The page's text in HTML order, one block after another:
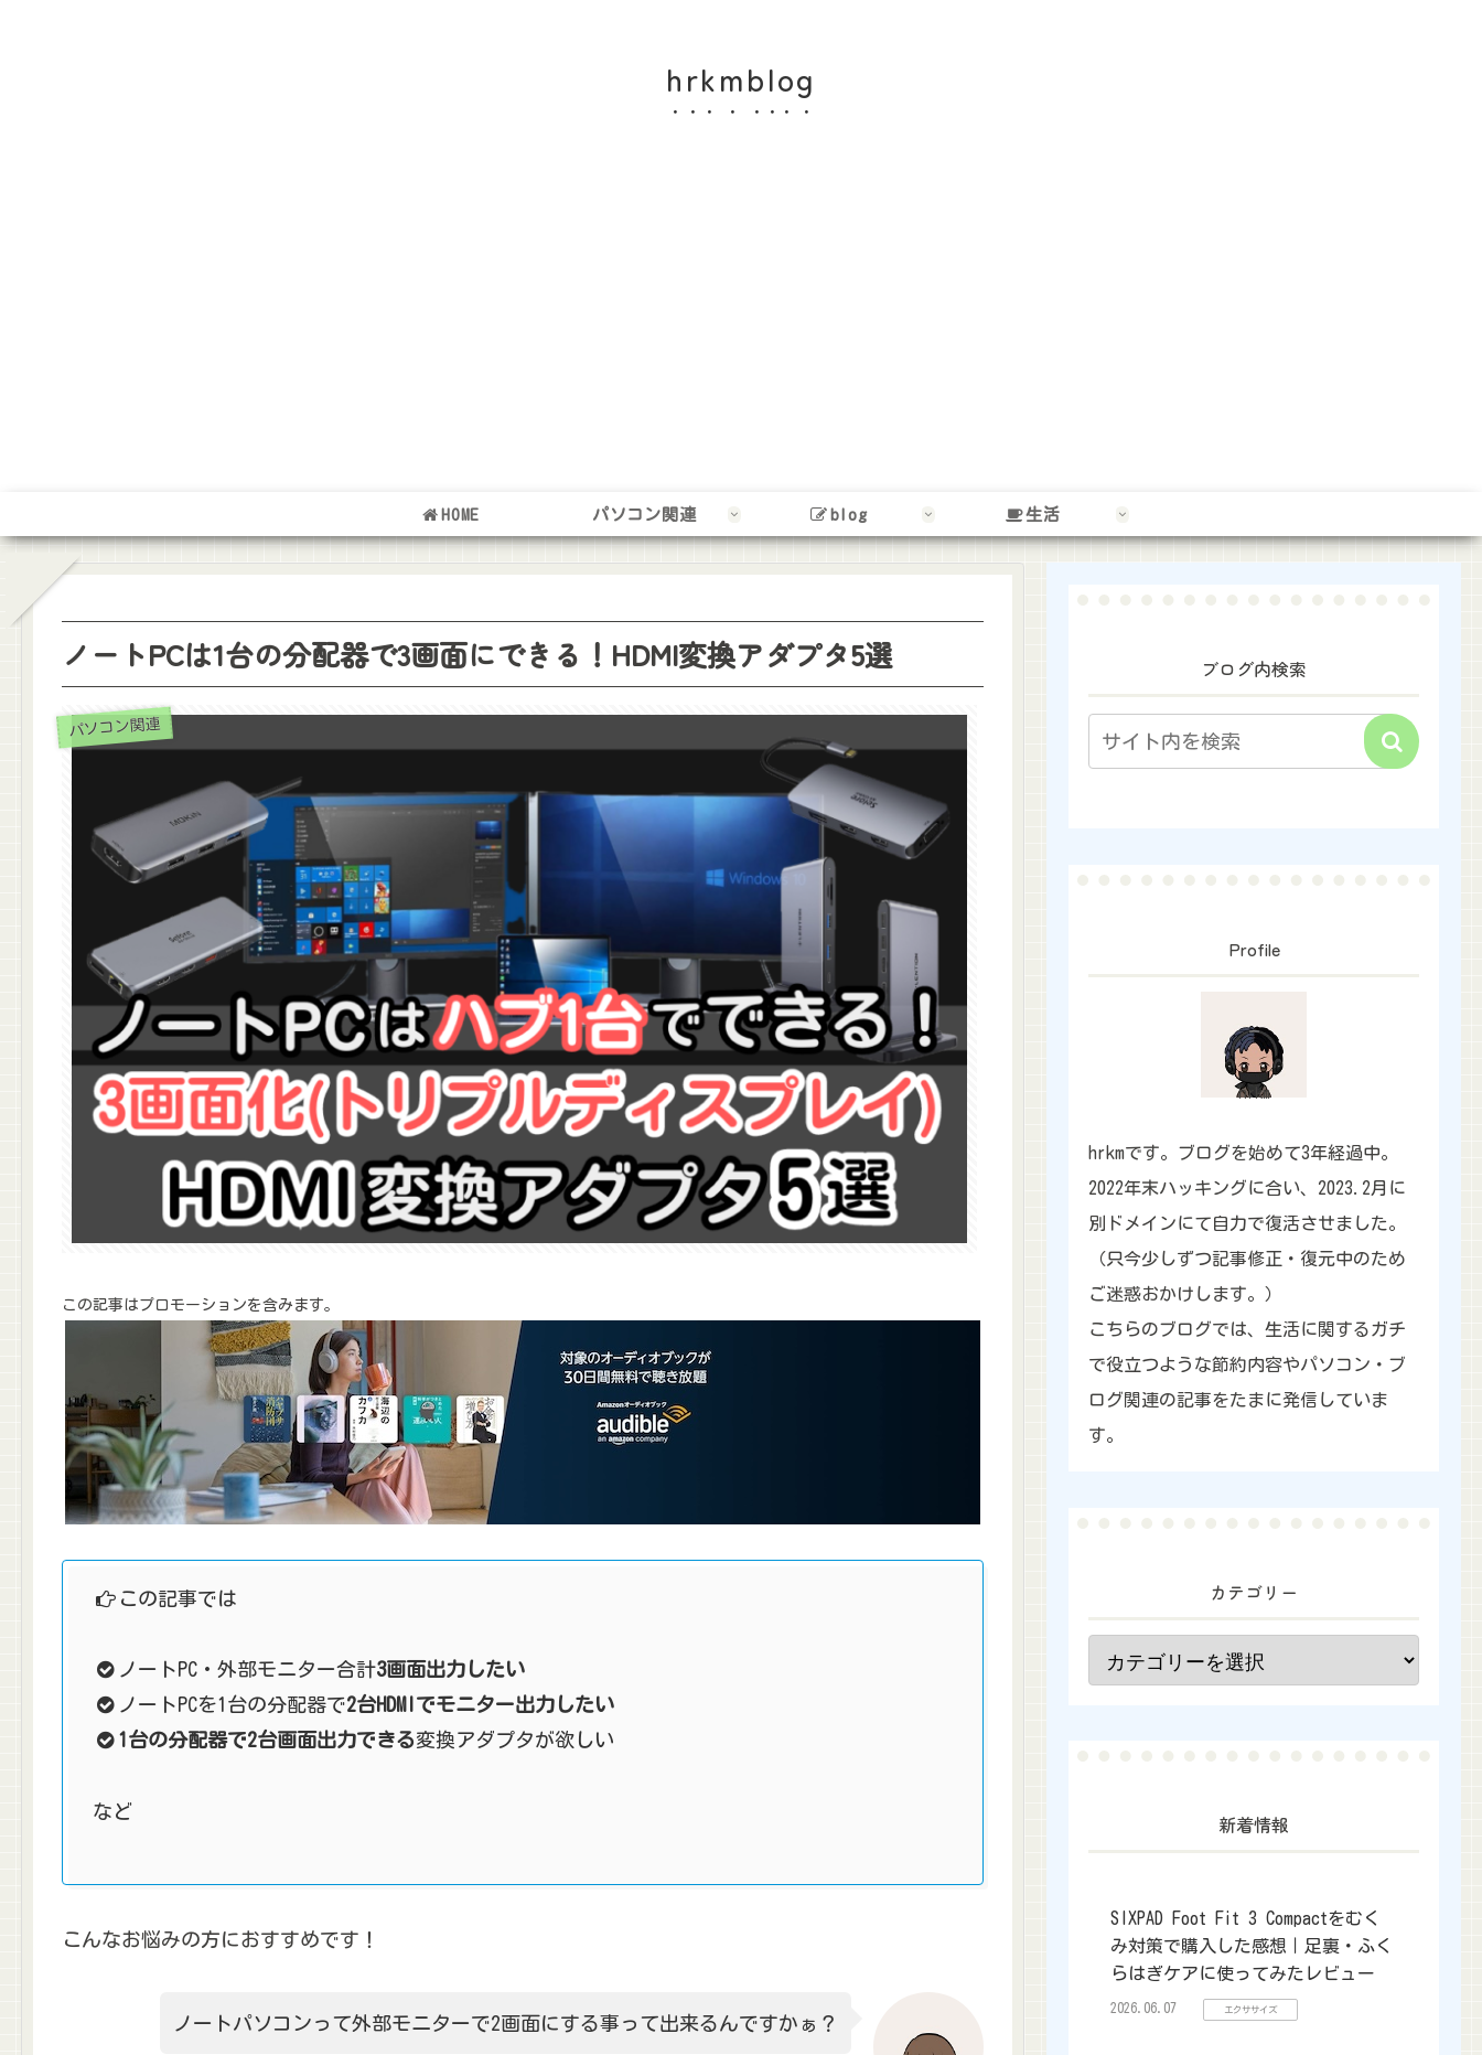
hrkmblog
HOME パソコン関連 blog 生活
ノートPCは1台の分配器で3画面にできる！HDMI変換アダプタ5選
パソコン関連
この記事はプロモーションを含みます。
この記事では
ノートPC・外部モニター合計3画面出力したい
ノートPCを1台の分配器で2台HDMIでモニター出力したい
1台の分配器で2台画面出力できる変換アダプタが欲しい
など
こんなお悩みの方におすすめです！
ノートパソコンって外部モニターで2画面にする事って出来るんですかぁ？
ブログ内検索
Profile
hrkm
hrkmです。ブログを始めて3年経過中。
2022年末ハッキングに合い、2023.2月に
別ドメインにて自力で復活させました。
（只今少しずつ記事修正・復元中のため
ご迷惑おかけします。）
こちらのブログでは、生活に関するガチ
で役立つような節約内容やパソコン・ブ
ログ関連の記事をたまに発信していま
す。
カテゴリー
新着情報
SIXPAD Foot Fit 3 Compactをむく
み対策で購入した感想｜足裏・ふく
らはぎケアに使ってみたレビュー
2026.06.07 エクササイズ